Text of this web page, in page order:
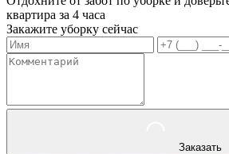
квартира за 4 часа
Закажите уборку сейчас
Заказать